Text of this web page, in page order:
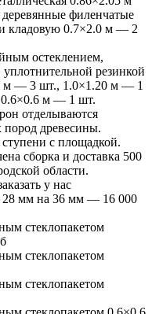
филенчатые
кладовую 0.7×2.0 м — 2
остеклением,
резинкой
м — 3 шт., 1.0×1.20 м — 1
м — 1 шт.
отделываются
древесины.
с площадкой.
сборка и доставка 500
области.
у нас
28 мм на 36 мм — 16 000
стеклопакетом
стеклопакетом
стеклопакетом